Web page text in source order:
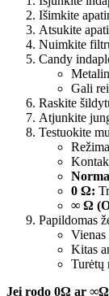
Išimkite
Atsukite
Nuimkite
Candy
Gali
Raskite
Atjunkite
Testuokite
0 Ω:
∞ Ω
Papildomas
Kitas
Turėtų
Jei rodo 0Ω ar